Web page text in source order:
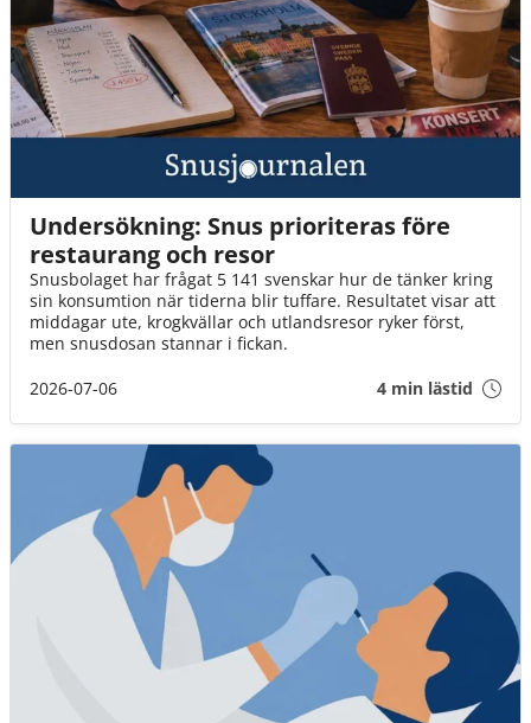
Undersökning: Snus prioriteras före
restaurang och resor
Snusbolaget har frågat 5 141 svenskar hur de tänker kring
sin konsumtion när tiderna blir tuffare. Resultatet visar att
middagar ute, krogkvällar och utlandsresor ryker först,
men snusdosan stannar i fickan.
2026-07-06
4 min lästid